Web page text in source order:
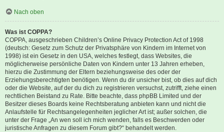
Nach oben
Was ist COPPA?
COPPA, ausgeschrieben Children’s Online Privacy Protection Act of 1998
(deutsch: Gesetz zum Schutz der Privatsphäre von Kindern im Internet von
1998) ist ein Gesetz in den USA, welches festlegt, dass Websites, die
möglicherweise persönliche Daten von Kindern unter 13 Jahren erheben,
hierzu die Zustimmung der Eltern beziehungsweise des oder der
Erziehungsberechtigten benötigen. Wenn du dir unsicher bist, ob dies auf dich
oder die Website, auf der du dich zu registrieren versuchst, zutrifft, ziehe einen
rechtlichen Beistand zu Rate. Bitte beachte, dass phpBB Limited und der
Besitzer dieses Boards keine Rechtsberatung anbieten kann und nicht die
Anlaufstelle für Rechtsangelegenheiten jeglicher Art ist; außer solchen, die
unter der Frage „An wen soll ich mich wenden, falls es Beschwerden oder
juristische Anfragen zu diesem Forum gibt?“ behandelt werden.